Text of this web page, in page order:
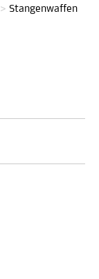
> Stangenwaffen